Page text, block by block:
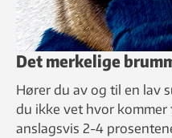
Det merkelige
Hører du av og til en lav
du ikke vet hvor kommer
anslagsvis 2-4